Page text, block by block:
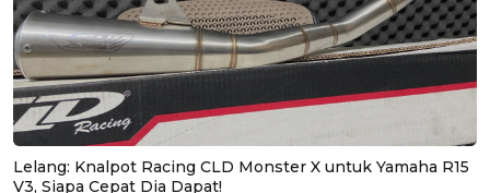
Lelang: Knalpot Racing CLD Monster X untuk Yamaha R15
V3, Siapa Cepat Dia Dapat!